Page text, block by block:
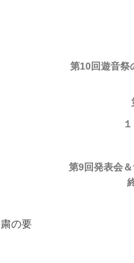
の要
第10回遊音祭
第9回発表会